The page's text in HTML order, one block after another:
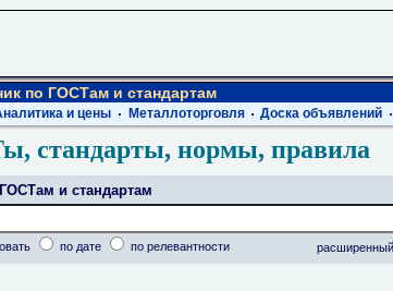
по ГОСТам и стандартам
и цены Металлоторговля Доска объявлений
стандарты, нормы, правила
и стандартам
по дате по релевантности